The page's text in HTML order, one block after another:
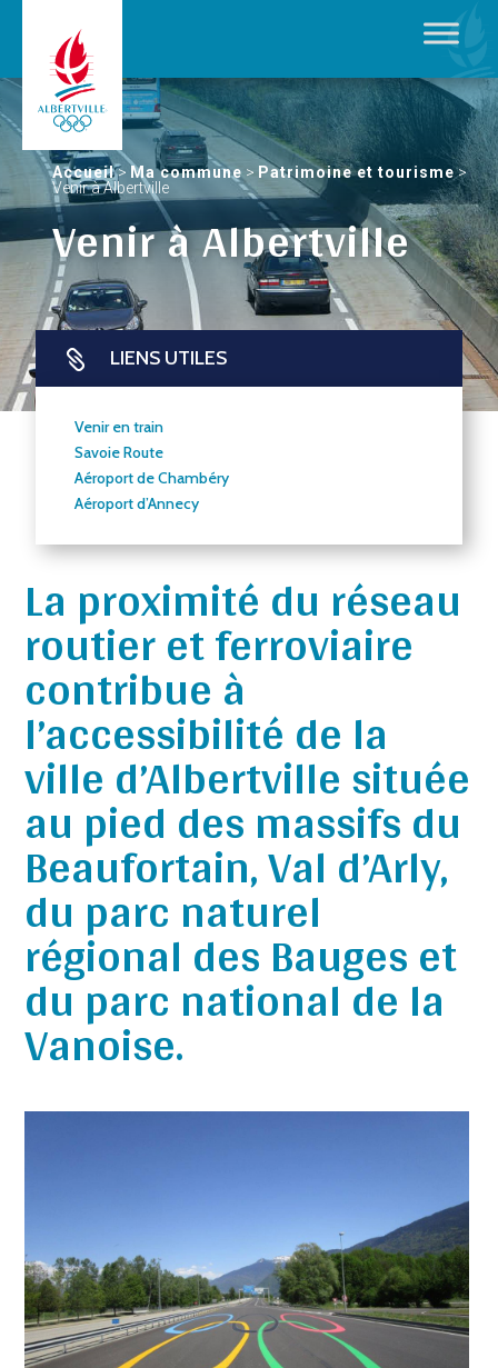
Accueil> Ma commune > Patrimoine et tourisme>
Venir à Albertville
Venir à Albertville
 LIENS UTILES
Venir en train
Savoie Route
Aéroport de Chambéry
Aéroport d’Annecy
La proximité du réseau
routier et ferroviaire
contribue à
l’accessibilité de la
ville d’Albertville située
au pied des massifs du
Beaufortain, Val d’Arly,
du parc naturel
régional des Bauges et
du parc national de la
Vanoise.